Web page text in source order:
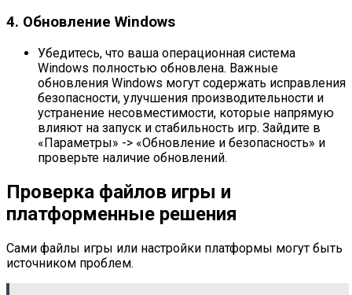
4. Обновление Windows
Убедитесь, что ваша операционная система
Windows полностью обновлена. Важные
обновления Windows могут содержать исправления
безопасности, улучшения производительности и
устранение несовместимости, которые напрямую
влияют на запуск и стабильность игр. Зайдите в
«Параметры» -> «Обновление и безопасность» и
проверьте наличие обновлений.
Проверка файлов игры и
платформенные решения
Сами файлы игры или настройки платформы могут быть
источником проблем.